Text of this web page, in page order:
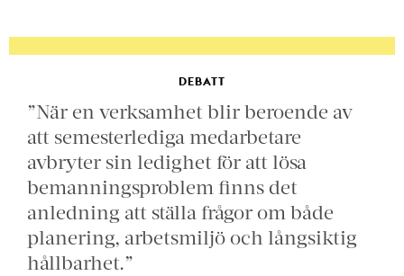
DEBATT
”När en verksamhet blir beroende av
att semesterlediga medarbetare
avbryter sin ledighet för att lösa
bemanningsproblem finns det
anledning att ställa frågor om både
planering, arbetsmiljö och långsiktig
hållbarhet.”